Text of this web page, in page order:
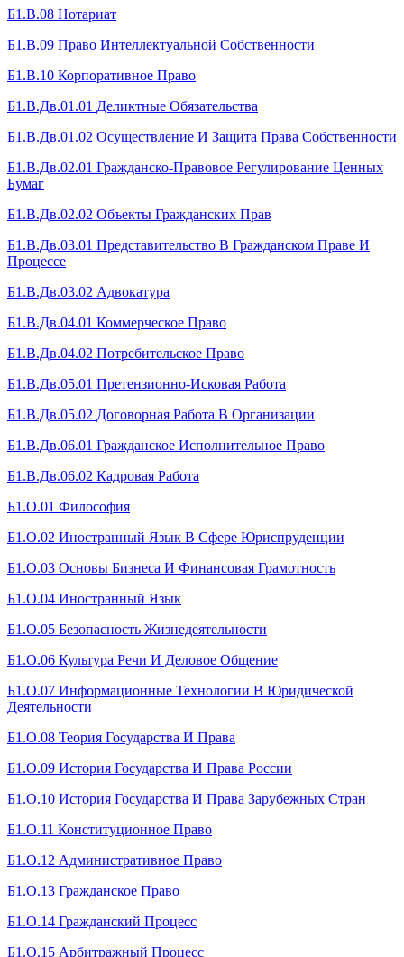
Б1.В.08 Нотариат
Б1.В.09 Право Интеллектуальной Собственности
Б1.В.10 Корпоративное Право
Б1.В.Дв.01.01 Деликтные Обязательства
Б1.В.Дв.01.02 Осуществление И Защита Права Собственности
Б1.В.Дв.02.01 Гражданско-Правовое Регулирование Ценных
Бумаг
Б1.В.Дв.02.02 Объекты Гражданских Прав
Б1.В.Дв.03.01 Представительство В Гражданском Праве И
Процессе
Б1.В.Дв.03.02 Адвокатура
Б1.В.Дв.04.01 Коммерческое Право
Б1.В.Дв.04.02 Потребительское Право
Б1.В.Дв.05.01 Претензионно-Исковая Работа
Б1.В.Дв.05.02 Договорная Работа В Организации
Б1.В.Дв.06.01 Гражданское Исполнительное Право
Б1.В.Дв.06.02 Кадровая Работа
Б1.О.01 Философия
Б1.О.02 Иностранный Язык В Сфере Юриспруденции
Б1.О.03 Основы Бизнеса И Финансовая Грамотность
Б1.О.04 Иностранный Язык
Б1.О.05 Безопасность Жизнедеятельности
Б1.О.06 Культура Речи И Деловое Общение
Б1.О.07 Информационные Технологии В Юридической
Деятельности
Б1.О.08 Теория Государства И Права
Б1.О.09 История Государства И Права России
Б1.О.10 История Государства И Права Зарубежных Стран
Б1.О.11 Конституционное Право
Б1.О.12 Административное Право
Б1.О.13 Гражданское Право
Б1.О.14 Гражданский Процесс
Б1.О.15 Арбитражный Процесс